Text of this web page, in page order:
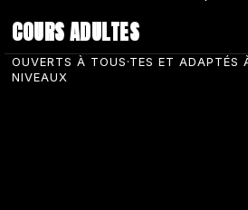
COURS ADULTES
OUVERTS À TOUS·TES ET ADAPTÉS
NIVEAUX